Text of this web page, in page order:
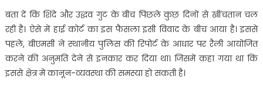
बता दें कि शिंदे और उद्धव गुट के बीच पिछले कुछ दिनों से खींचतान चल
रही है। ऐसे में हाई कोर्ट का इस फैसला इसी विवाद के बीच आया है। इससे
पहले, बीएमसी ने स्थानीय पुलिस की रिपोर्ट के आधार पर रैली आयोजित
करने की अनुमति देने से इनकार कर दिया था। जिसमें कहा गया था कि
इससे क्षेत्र में कानून-व्यवस्था की समस्या हो सकती है।